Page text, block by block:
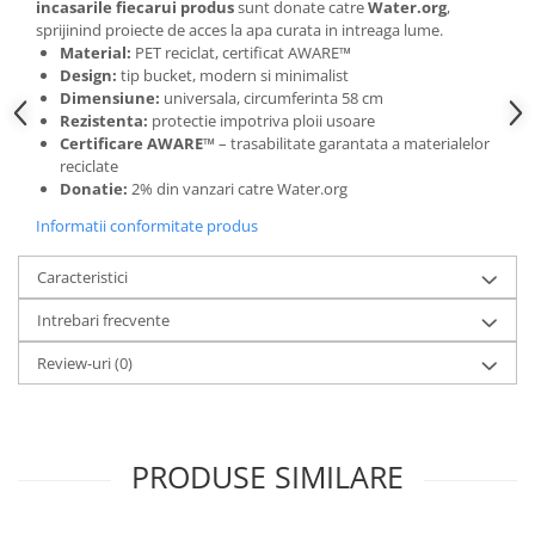
Camasi
Pantaloni
Pantaloni cu pieptar
Hanorace
Jachete
Impermeabile
Veste
Reflectorizante
Incaltaminte
Incaltaminte de lucru si protectie
Incaltaminte de oras si munte
Echipamente medicale
Manusi de protectie
Casti de protectie
incasarile fiecarui produssunt donate catreWater.org,
sprijinind proiecte de acces la apa curata in intreaga lume.
Material: PET reciclat, certificat AWARE™
Design: tip bucket, modern si minimalist
Dimensiune: universala, circumferinta 58 cm
Rezistenta: protectie impotriva ploii usoare
Certificare AWARE™ – trasabilitate garantata a materialelor
reciclate
Donatie: 2% din vanzari catre Water.org
Informatii conformitate produs
Caracteristici
Intrebari frecvente
Review-uri(0)
PRODUSE SIMILARE